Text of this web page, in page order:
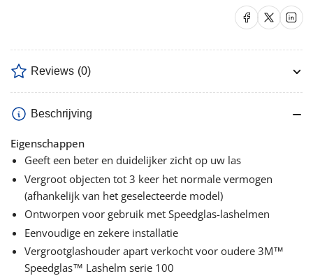
Delen op Facebook
Delen op X Delen
Reviews (0)
Beschrijving
Eigenschappen
Geeft een beter en duidelijker zicht op uw las
Vergroot objecten tot 3 keer het normale vermogen
(afhankelijk van het geselecteerde model)
Ontworpen voor gebruik met Speedglas-lashelmen
Eenvoudige en zekere installatie
Vergrootglashouder apart verkocht voor oudere 3M™
Speedglas™ Lashelm serie 100